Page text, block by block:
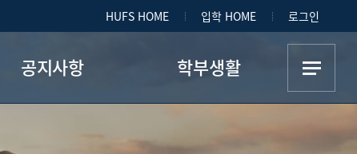
HUFS HOME 입학 HOME 로그인
공지사항
학부 공지사항
학부생활
교수 동정